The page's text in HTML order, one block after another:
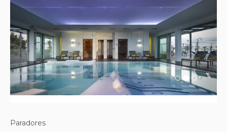
Previous Next
Paradores